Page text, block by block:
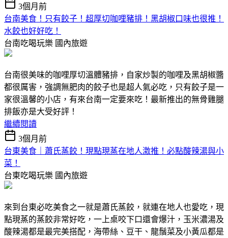
3個月前
台南美食！只有餃子！超厚切咖哩豬排！黑胡椒口味也很推！
水餃也好好吃！
台南吃喝玩樂 國內旅遊
台南很美味的咖哩厚切溫體豬排，自家炒製的咖哩及黑胡椒醬
都很厲害，強調無肥肉的餃子也是超人氣必吃，只有餃子是一
家很溫馨的小店，有來台南一定要來吃！最新推出的無骨雞腿
排飯亦是大受好評！
繼續閱讀
3個月前
台東美食｜蕭氏蒸餃！現點現蒸在地人激推！必點酸辣湯與小
菜！
台東吃喝玩樂 國內旅遊
來到台東必吃美食之一就是蕭氏蒸餃，就連在地人也愛吃，現
點現蒸的蒸餃非常好吃，一上桌咬下口還會爆汁，玉米濃湯及
酸辣湯都是最完美搭配，海帶絲、豆干、龍鬚菜及小黃瓜都是